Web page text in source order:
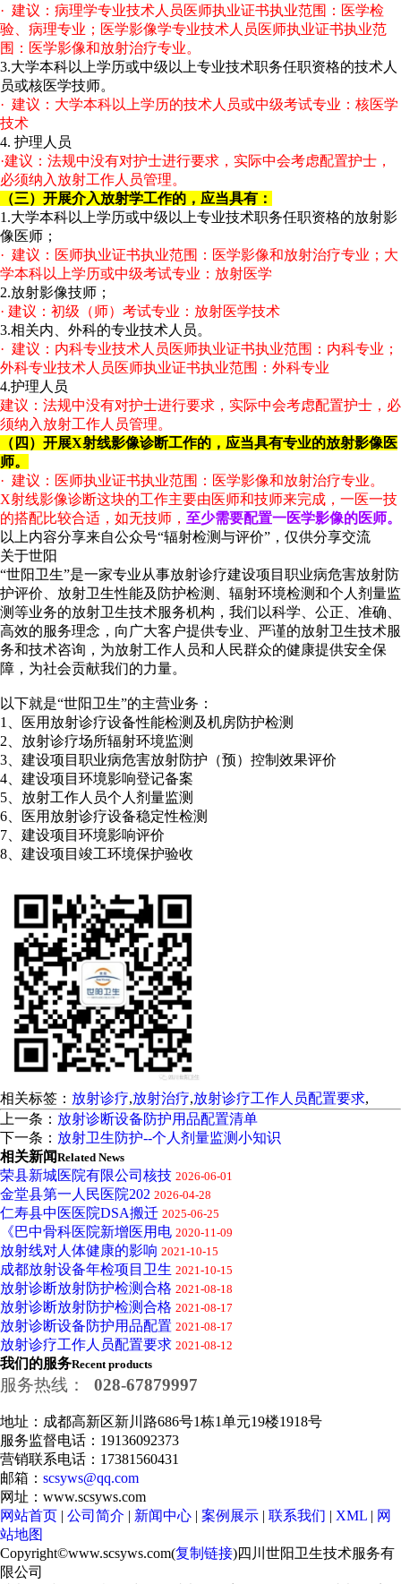
· 建议：病理学专业技术人员医师执业证书执业范围：医学检
验、病理专业；医学影像学专业技术人员医师执业证书执业范
围：医学影像和放射治疗专业。
3.大学本科以上学历或中级以上专业技术职务任职资格的技术人
员或核医学技师。
· 建议：大学本科以上学历的技术人员或中级考试专业：核医学
技术
4. 护理人员
·建议：法规中没有对护士进行要求，实际中会考虑配置护士，
必须纳入放射工作人员管理。
（三）开展介入放射学工作的，应当具有：
1.大学本科以上学历或中级以上专业技术职务任职资格的放射影
像医师；
· 建议：医师执业证书执业范围：医学影像和放射治疗专业；大
学本科以上学历或中级考试专业：放射医学
2.放射影像技师；
· 建议：初级（师）考试专业：放射医学技术
3.相关内、外科的专业技术人员。
· 建议：内科专业技术人员医师执业证书执业范围：内科专业；
外科专业技术人员医师执业证书执业范围：外科专业
4.护理人员
建议：法规中没有对护士进行要求，实际中会考虑配置护士，必
须纳入放射工作人员管理。
（四）开展X射线影像诊断工作的，应当具有专业的放射影像医
师。
· 建议：医师执业证书执业范围：医学影像和放射治疗专业。
X射线影像诊断这块的工作主要由医师和技师来完成，一医一技
的搭配比较合适，如无技师， 至少需要配置一医学影像的医师。
以上内容分享来自公众号“辐射检测与评价”，仅供分享交流
关于世阳
“世阳卫生”是一家专业从事放射诊疗建设项目职业病危害放射防
护评价、放射卫生性能及防护检测、辐射环境检测和个人剂量监
测等业务的放射卫生技术服务机构，我们以科学、公正、准确、
高效的服务理念，向广大客户提供专业、严谨的放射卫生技术服
务和技术咨询，为放射工作人员和人民群众的健康提供安全保
障，为社会贡献我们的力量。
以下就是“世阳卫生”的主营业务：
1、医用放射诊疗设备性能检测及机房防护检测
2、放射诊疗场所辐射环境监测
3、建设项目职业病危害放射防护（预）控制效果评价
4、建设项目环境影响登记备案
5、放射工作人员个人剂量监测
6、医用放射诊疗设备稳定性检测
7、建设项目环境影响评价
8、建设项目竣工环境保护验收
相关标签： 放射诊疗,放射治疗,放射诊疗工作人员配置要求,
上一条： 放射诊断设备防护用品配置清单
下一条： 放射卫生防护--个人剂量监测小知识
相关新闻Related News
荣县新城医院有限公司核技 2026-06-01
金堂县第一人民医院202 2026-04-28
仁寿县中医医院DSA搬迁 2025-06-25
《巴中骨科医院新增医用电 2020-11-09
放射线对人体健康的影响 2021-10-15
成都放射设备年检项目卫生 2021-10-15
放射诊断放射防护检测合格 2021-08-18
放射诊断放射防护检测合格 2021-08-17
放射诊断设备防护用品配置 2021-08-17
放射诊疗工作人员配置要求 2021-08-12
我们的服务Recent products
服务热线： 028-67879997
地址：成都高新区新川路686号1栋1单元19楼1918号
服务监督电话：19136092373
营销联系电话：17381560431
邮箱： scsyws@qq.com
网址：www.scsyws.com
网站首页 | 公司简介 | 新闻中心 | 案例展示 | 联系我们 | XML | 网
站地图
Copyright©www.scsyws.com(复制链接)四川世阳卫生技术服务有
限公司